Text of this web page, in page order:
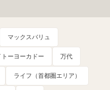
マックスバリュ
トーヨーカドー 万代
ライフ（首都圏エリア）